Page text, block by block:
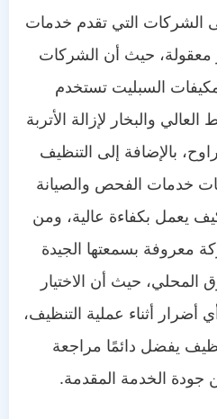
الشركات التي تقدم خدمات
حيث أن الشركات
السبليت تستخدم
والبخار لإزالة الأتربة
بالإضافة إلى التنظيف
خدمات الفحص والصيانة
يعمل بكفاءة عالية، ومن
معروفة بسمعتها الجيدة
المحلي، حيث أن الاختيار
أثناء عملية التنظيف،
يفضل دائمًا مراجعة
جودة الخدمة المقدمة.